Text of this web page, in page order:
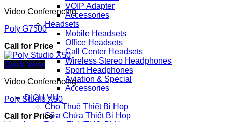
VOIP Adapter
Accessories
Headsets
Mobile Headsets
Office Headsets
Call Center Headsets
Wireless Stereo Headphones
Sport Headphones
Aviation & Special
Accessories
DỊCH VỤ
Cho Thuê Thiết Bị Họp
Sữa Chửa Thiết Bị Họp
Video Conferencing
Poly G7500
Call for Price
Quick View
Video Conferencing
Poly Studio X50
Call for Price